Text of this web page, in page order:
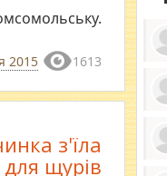
2015 1613
з'їла
для щурів